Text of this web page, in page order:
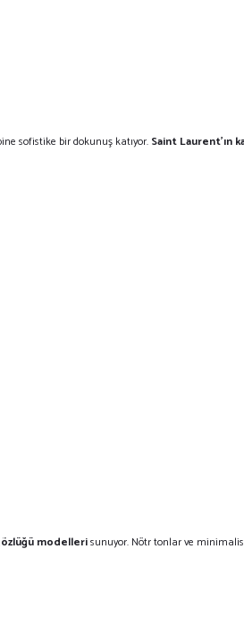
sofistike bir dokunuş katıyor. Saint Laurent'ın
modellerisunuyor. Nötr tonlar ve